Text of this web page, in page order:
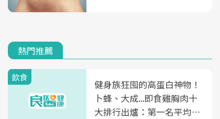
熱門推薦
飲食
健身族狂囤的高蛋白神物！
卜蜂、大成...即食雞胸肉十
大排行出爐：第一名平均一